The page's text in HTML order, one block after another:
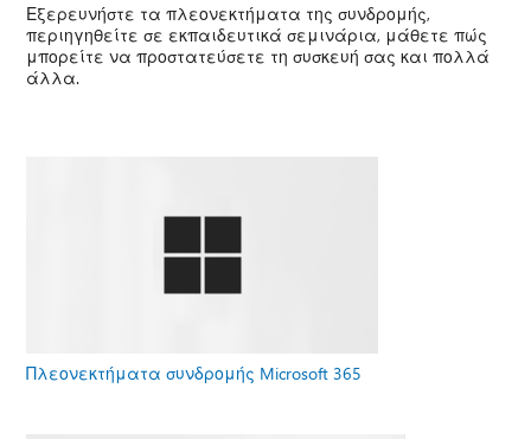
Εξερευνήστε τα πλεονεκτήματα της συνδρομής,
περιηγηθείτε σε εκπαιδευτικά σεμινάρια, μάθετε πώς
μπορείτε να προστατεύσετε τη συσκευή σας και πολλά
άλλα.
Πλεονεκτήματα συνδρομής Microsoft 365